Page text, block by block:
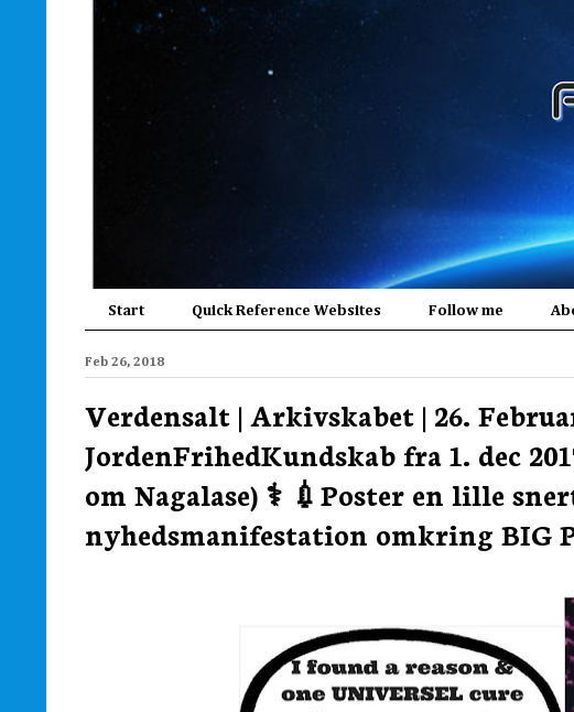
Start Quick Reference Websites Follow me
Feb 26, 2018
Verdensalt | Arkivskabet | 26.
JordenFrihedKundskab fra 1. dec
om Nagalase) ⚕️ 💉Poster en lille
nyhedsmanifestation omkring BIG